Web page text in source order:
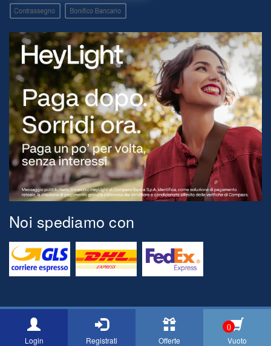
Noi spediamo con
© 2026 Tognini Pesca Via Montegrappa, 71 54037 Marina di Massa
[MS] ITALY P.Iva 00517150454 Email: info@cacciaepescatognini.it
Login Registrati Offerte
0
Vuoto